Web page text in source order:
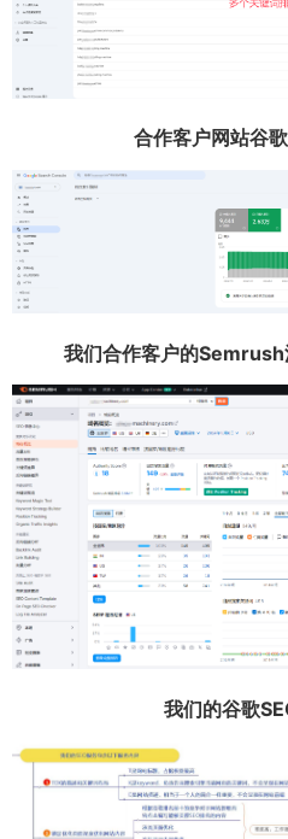
合作客户网站谷
我们合作客户的
我们的谷歌